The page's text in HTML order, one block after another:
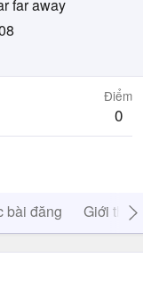
far away
Điểm
0
bài đăng Giới thiệu